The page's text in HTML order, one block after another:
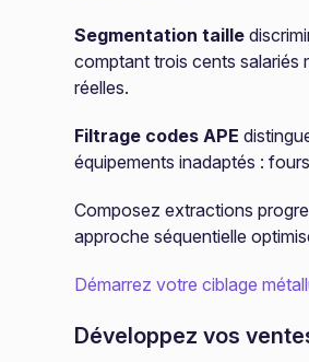
Segmentation taille
comptant trois cents salariés
réelles.
Filtrage codes APE
équipements inadaptés :
Composez extractions
approche séquentielle
Démarrez votre ciblage
Développez vos